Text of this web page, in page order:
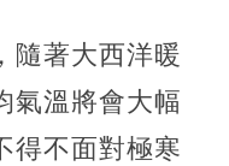
隨著大西洋暖
氣溫將會大幅
得不面對極寒